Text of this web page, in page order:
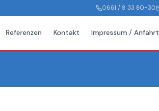
0661 / 9 33 90-30
Referenzen Kontakt Impressum / Anfahrt